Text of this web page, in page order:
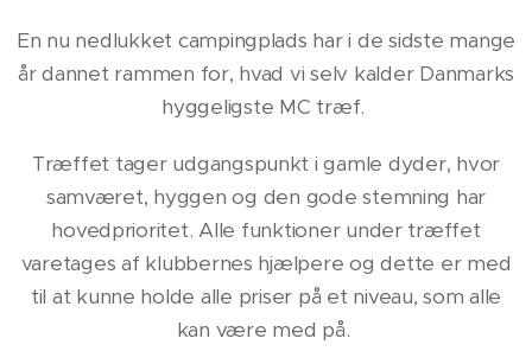
En nu nedlukket campingplads har i de sidste mange
år dannet rammen for, hvad vi selv kalder Danmarks
hyggeligste MC træf.
Træffet tager udgangspunkt i gamle dyder, hvor
samværet, hyggen og den gode stemning har
hovedprioritet. Alle funktioner under træffet
varetages af klubbernes hjælpere og dette er med
til at kunne holde alle priser på et niveau, som alle
kan være med på.